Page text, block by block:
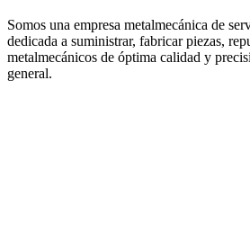
Somos una empresa metalmecánica de
dedicada a suministrar, fabricar piezas,
metalmecánicos de óptima calidad y
general.